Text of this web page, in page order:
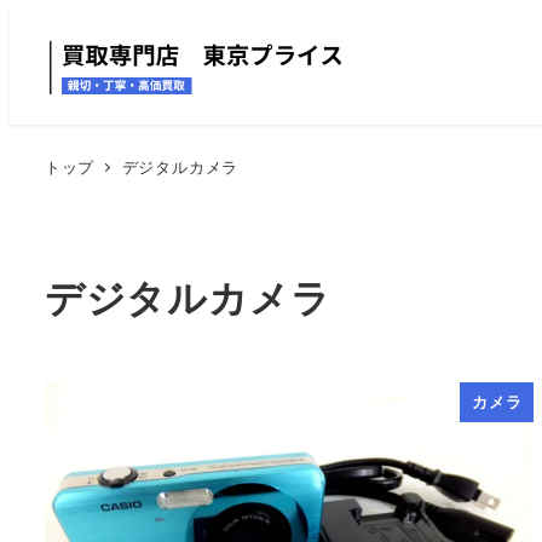
トップ デジタルカメラ
デジタルカメラ
カメラ